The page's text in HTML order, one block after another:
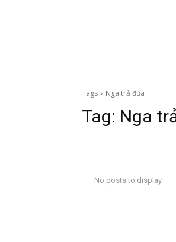
Tags Nga trả đũa
Tag: Nga
No posts to display